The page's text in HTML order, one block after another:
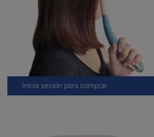
Inicia sesión para comprar